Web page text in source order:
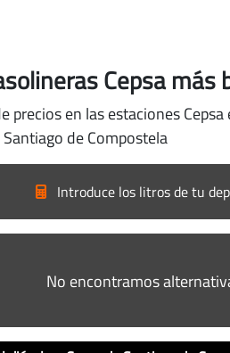
Cepsa
precios en las estaciones
Santiago de Compostela
Introduce los litros de tu
No encontramos